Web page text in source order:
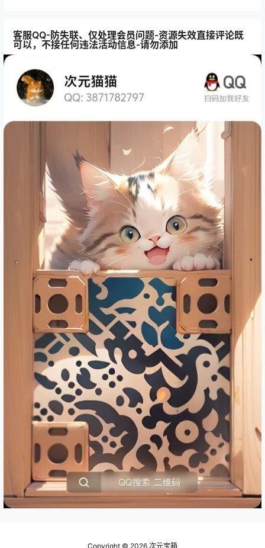
客服QQ-防失联、仅处理会员问题-资源失效直接评论既
可以，不接任何违法活动信息-请勿添加
Copyright © 2026 次元宝箱